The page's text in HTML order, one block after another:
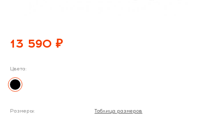
13 590 ₽
Цвета:
Размеры: Таблица размеров